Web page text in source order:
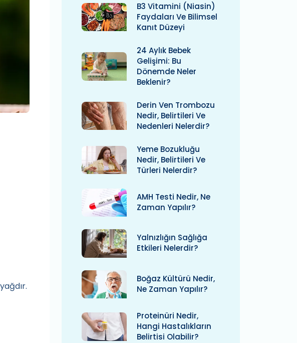
B3 Vitamini (niasin)
Faydaları Ve Bilimsel
Kanıt Düzeyi
24 Aylık Bebek
Gelişimi: Bu
Dönemde Neler
Beklenir?
Derin Ven Trombozu
Nedir, Belirtileri Ve
Nedenleri Nelerdir?
Yeme Bozukluğu
Nedir, Belirtileri Ve
Türleri Nelerdir?
AMH Testi Nedir, Ne
Zaman Yapılır?
Yalnızlığın Sağlığa
Etkileri Nelerdir?
Boğaz Kültürü Nedir,
Ne Zaman Yapılır?
Proteinüri Nedir,
Hangi Hastalıkların
Belirtisi Olabilir?